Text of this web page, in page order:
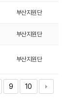
부산지원단
부산지원단
부산지원단
9 10